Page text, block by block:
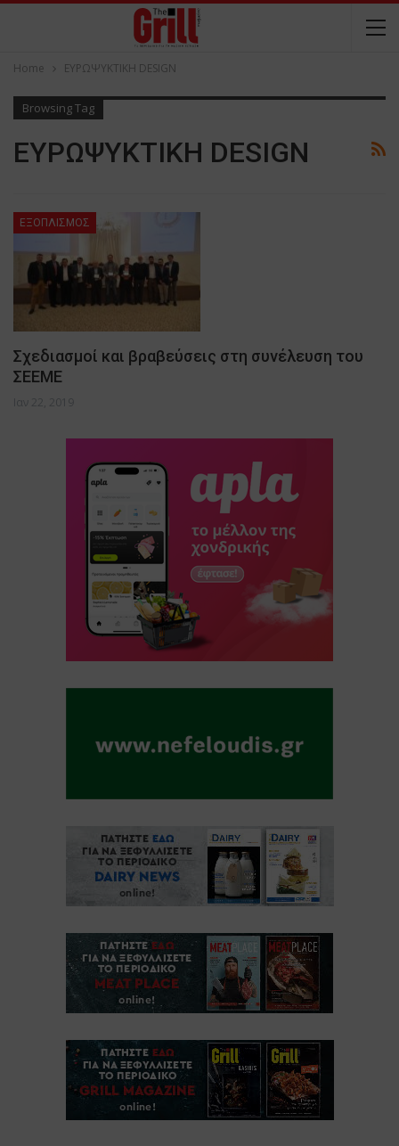
Home ΕΥΡΩΨΥΚΤΙΚΗ DESIGN
Browsing Tag
ΕΥΡΩΨΥΚΤΙΚΗ DESIGN
ΕΞΟΠΛΙΣΜΟΣ
Σχεδιασμοί και βραβεύσεις στη συνέλευση του
ΣΕΕΜΕ
Ιαν 22, 2019